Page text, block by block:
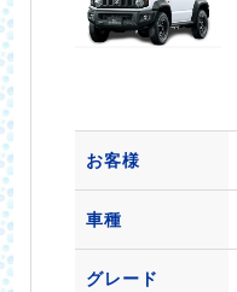
お客様
車種
グレード